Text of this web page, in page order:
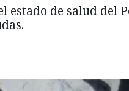
estado de salud del